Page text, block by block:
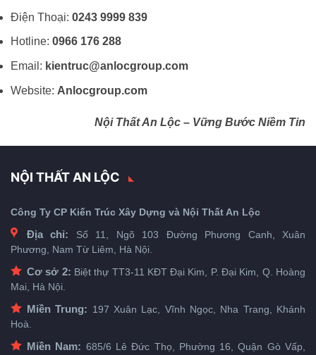
Điện Thoại: 0243 9999 839
Hotline: 0966 176 288
Email: kientruc@anlocgroup.com
Website: Anlocgroup.com
Nội Thất An Lộc – Vững Bước Niềm Tin
NỘI THẤT AN LỘC
Công Ty CP Kiến Trúc Xây Dựng và Nội Thất An Lộc
Địa chỉ: Số 11, Ngõ 103 Đường Phương Canh, Xuân
Phương, Nam Từ Liêm, Hà Nội.
Cơ sở 2: Biệt thự TT3-11 KĐT Đại Kim, P. Đại Kim, Q. Hoàng
Mai, Hà Nội.
Miền Trung: 197 Xuân Lạc, Vĩnh Ngọc, Nha Trang, Khánh
Hoà.
Miền Nam: 685/6 Lê Đức Thọ, Phường 16, Quận Gò Vấp,